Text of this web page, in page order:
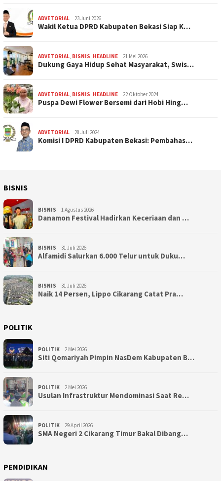
ADVETORIAL 23 Juni 2026
Wakil Ketua DPRD Kabupaten Bekasi Siap K…
ADVETORIAL, BISNIS, HEADLINE 21 Mei 2026
Dukung Gaya Hidup Sehat Masyarakat, Swis…
ADVETORIAL, BISNIS, HEADLINE 22 Oktober 2024
Puspa Dewi Flower Bersemi dari Hobi Hing…
ADVETORIAL 28 Juli 2024
Komisi I DPRD Kabupaten Bekasi: Pembahas…
BISNIS
BISNIS 1 Agustus 2026
Danamon Festival Hadirkan Keceriaan dan …
BISNIS 31 Juli 2026
Alfamidi Salurkan 6.000 Telur untuk Duku…
BISNIS 31 Juli 2026
Naik 14 Persen, Lippo Cikarang Catat Pra…
POLITIK
POLITIK 2 Mei 2026
Siti Qomariyah Pimpin NasDem Kabupaten B…
POLITIK 2 Mei 2026
Usulan Infrastruktur Mendominasi Saat Re…
POLITIK 29 April 2026
SMA Negeri 2 Cikarang Timur Bakal Dibang…
PENDIDIKAN